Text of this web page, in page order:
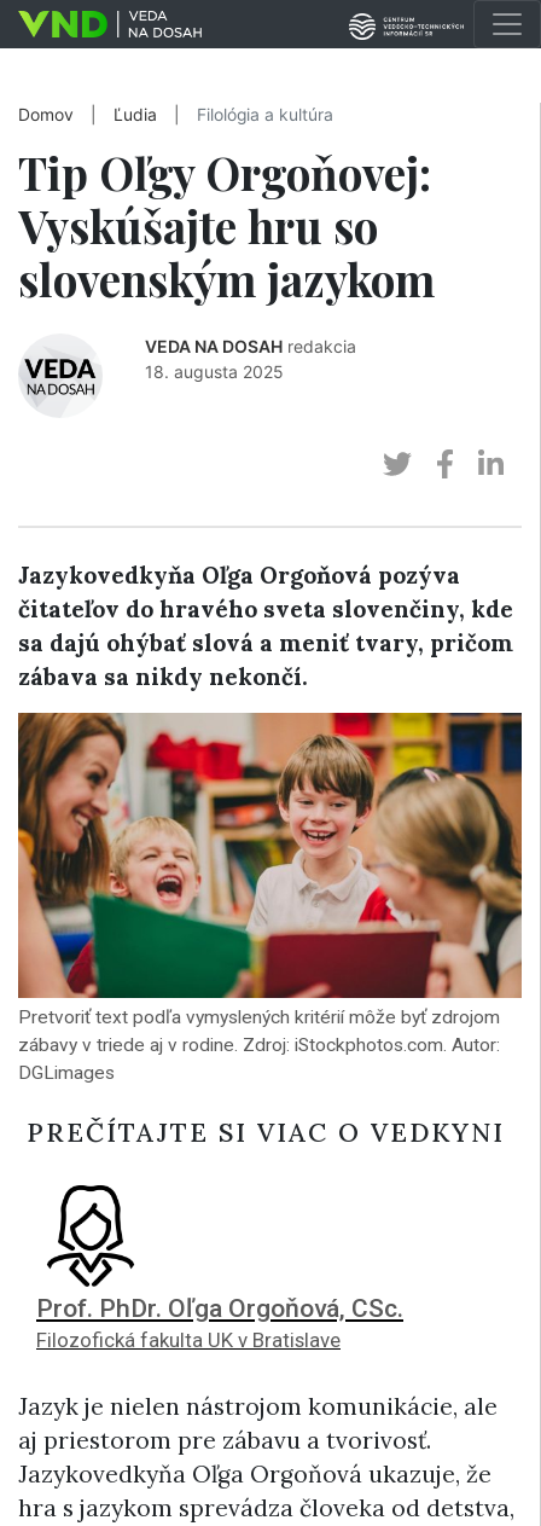
Domov Ľudia Filológia a kultúra
Tip Oľgy Orgoňovej:
Vyskúšajte hru so
slovenským jazykom
VEDA NA DOSAH redakcia
18. augusta 2025
Jazykovedkyňa Oľga Orgoňová pozýva
čitateľov do hravého sveta slovenčiny, kde
sa dajú ohýbať slová a meniť tvary, pričom
zábava sa nikdy nekončí.
Pretvoriť text podľa vymyslených kritérií môže byť zdrojom
zábavy v triede aj v rodine. Zdroj: iStockphotos.com. Autor:
DGLimages
PREČÍTAJTE SI VIAC O VEDKYNI
Prof. PhDr. Oľga Orgoňová, CSc.
Filozofická fakulta UK v Bratislave
Jazyk je nielen nástrojom komunikácie, ale
aj priestorom pre zábavu a tvorivosť.
Jazykovedkyňa Oľga Orgoňová ukazuje, že
hra s jazykom sprevádza človeka od detstva,